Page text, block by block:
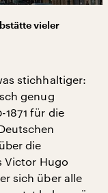
vieler
stichhaltiger:
genug
1871 für die
die
Victor Hugo
sich über alle